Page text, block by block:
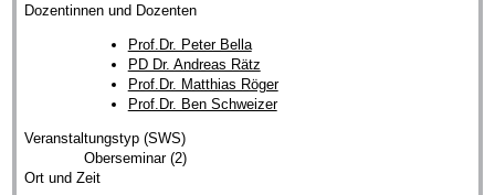
Dozentinnen und Dozenten
Prof.Dr. Peter Bella
PD Dr. Andreas Rätz
Prof.Dr. Matthias Röger
Prof.Dr. Ben Schweizer
Veranstaltungstyp (SWS)
Oberseminar (2)
Ort und Zeit